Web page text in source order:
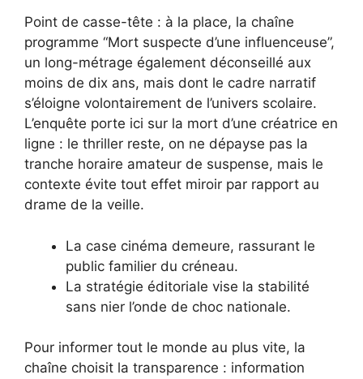
Point de casse-tête : à la place, la chaîne
programme “Mort suspecte d’une influenceuse”,
un long-métrage également déconseillé aux
moins de dix ans, mais dont le cadre narratif
s’éloigne volontairement de l’univers scolaire.
L’enquête porte ici sur la mort d’une créatrice en
ligne : le thriller reste, on ne dépayse pas la
tranche horaire amateur de suspense, mais le
contexte évite tout effet miroir par rapport au
drame de la veille.
La case cinéma demeure, rassurant le
public familier du créneau.
La stratégie éditoriale vise la stabilité
sans nier l’onde de choc nationale.
Pour informer tout le monde au plus vite, la
chaîne choisit la transparence : information